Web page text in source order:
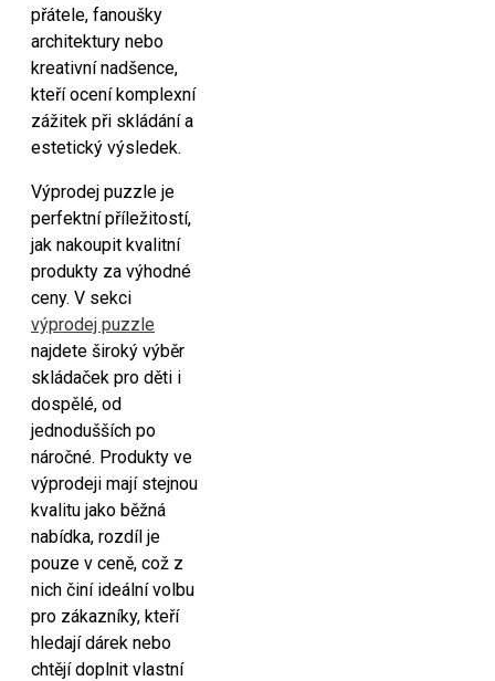
přátele, fanoušky
architektury nebo
kreativní nadšence,
kteří ocení komplexní
zážitek při skládání a
estetický výsledek.
Výprodej puzzle je
perfektní příležitostí,
jak nakoupit kvalitní
produkty za výhodné
ceny. V sekci
výprodej puzzle
najdete široký výběr
skládaček pro děti i
dospělé, od
jednodušších po
náročné. Produkty ve
výprodeji mají stejnou
kvalitu jako běžná
nabídka, rozdíl je
pouze v ceně, což z
nich činí ideální volbu
pro zákazníky, kteří
hledají dárek nebo
chtějí doplnit vlastní